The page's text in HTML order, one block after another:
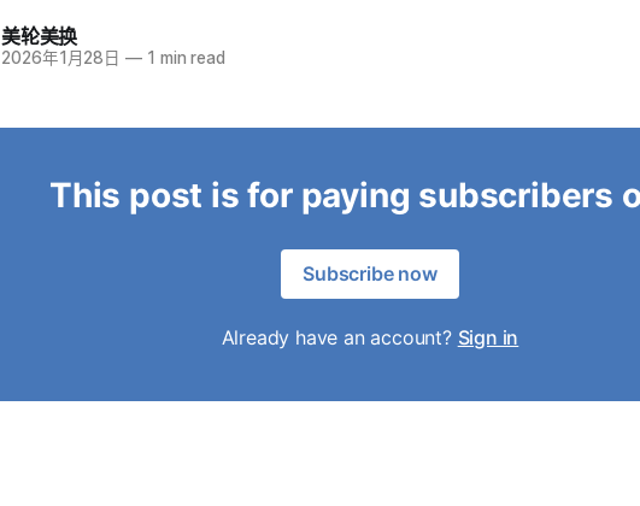
美轮美换
2026年1月28日 — 1 min read
This post is for paying subscribers
Subscribe now
Already have an account? Sign in